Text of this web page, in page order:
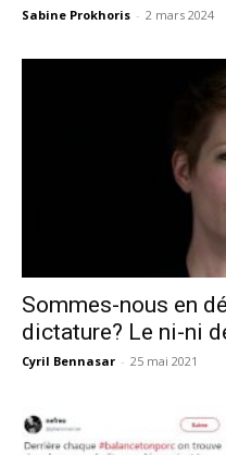
Sabine Prokhoris - 2 mars 2024
Sommes-nous en
dictature? Le ni-ni
Cyril Bennasar - 25 mai 2021